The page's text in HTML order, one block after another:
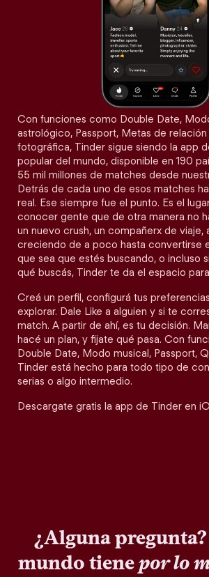
Con funciones como Double Date,
astrológico, Passport, Metas de
fotográfica, Tinder sigue siendo la app
popular del mundo, disponible en 190
55 mil millones de matches desde
Detrás de cada uno de esos matches
real. Ese siempre fue el punto. Es el
conocer gente que de otra manera no
un nuevo crush, un compañerx de viaje,
creciendo de a poco hasta convertirse
que sea que estés buscando, o incluso
qué buscás, Tinder te da el espacio
Creá un perfil, configurá tus
explorar. Dale Like a alguien y si te
match. A partir de ahí, es tu decisión.
hacé un plan, y fijate qué pasa. Con
Double Date, Modo musical, Passport,
Tinder está hecho para todo tipo de
serias o algo intermedio.
Descargate gratis la app de Tinder en
¿Alguna
mundo tienepor lo